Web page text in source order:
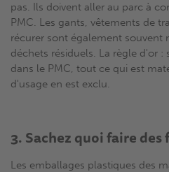
pas. Ils doivent aller au parc à
PMC. Les gants, vêtements de
récurer sont également souvent
déchets résiduels. La règle d'or
dans le PMC, tout ce qui est
d'usage en est exclu.
3. Sachez quoi faire
Les emballages plastiques des